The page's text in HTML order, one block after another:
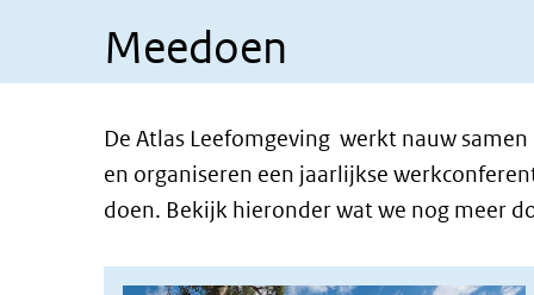
Meedoen
De Atlas Leefomgeving werkt nauw
en organiseren een jaarlijkse
doen. Bekijk hieronder wat we nog meer